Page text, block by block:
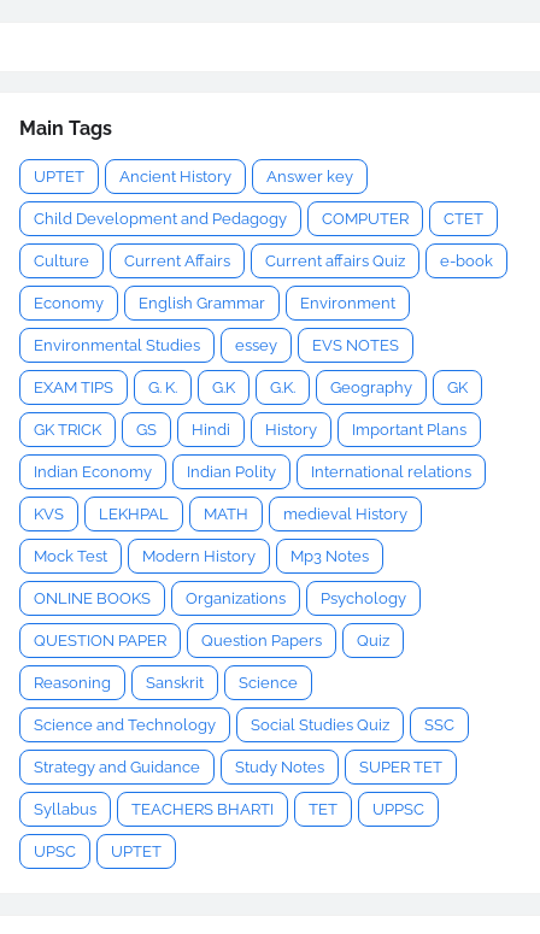
Main Tags
UPTET Ancient History Answer key
Child Development and Pedagogy COMPUTER CTET
Culture Current Affairs Current affairs Quiz e-book
Economy English Grammar Environment
Environmental Studies essey EVS NOTES
EXAM TIPS G. K. G.K G.K. Geography GK
GK TRICK GS Hindi History Important Plans
Indian Economy Indian Polity International relations
KVS LEKHPAL MATH medieval History
Mock Test Modern History Mp3 Notes
ONLINE BOOKS Organizations Psychology
QUESTION PAPER Question Papers Quiz
Reasoning Sanskrit Science
Science and Technology Social Studies Quiz SSC
Strategy and Guidance Study Notes SUPER TET
Syllabus TEACHERS BHARTI TET UPPSC
UPSC UPTET